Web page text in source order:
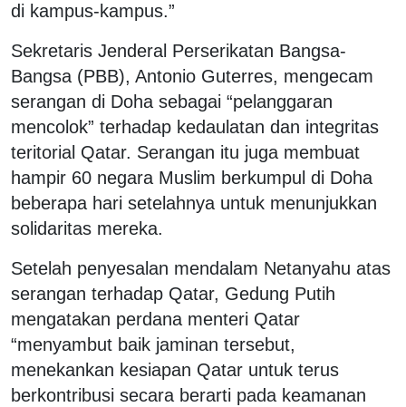
di kampus-kampus.”
Sekretaris Jenderal Perserikatan Bangsa-
Bangsa (PBB), Antonio Guterres, mengecam
serangan di Doha sebagai “pelanggaran
mencolok” terhadap kedaulatan dan integritas
teritorial Qatar. Serangan itu juga membuat
hampir 60 negara Muslim berkumpul di Doha
beberapa hari setelahnya untuk menunjukkan
solidaritas mereka.
Setelah penyesalan mendalam Netanyahu atas
serangan terhadap Qatar, Gedung Putih
mengatakan perdana menteri Qatar
“menyambut baik jaminan tersebut,
menekankan kesiapan Qatar untuk terus
berkontribusi secara berarti pada keamanan